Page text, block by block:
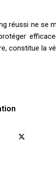
réussi ne se
constitue la